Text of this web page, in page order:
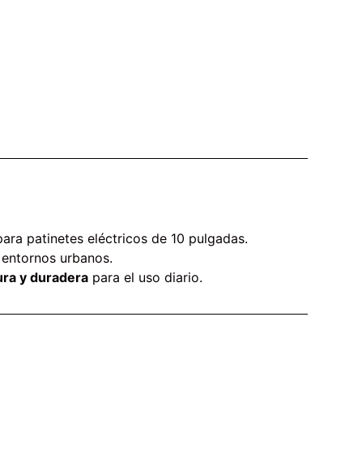
patinetes eléctricos de 10 pulgadas.
urbanos.
y duradera para el uso diario.